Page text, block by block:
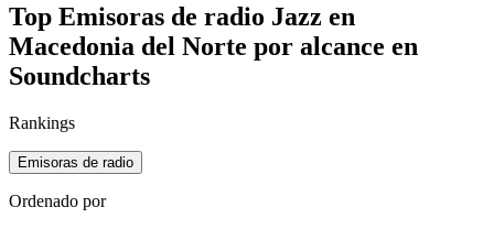
Top Emisoras de radio Jazz en
Macedonia del Norte por alcance en
Soundcharts
Rankings
Emisoras de radio
Ordenado por